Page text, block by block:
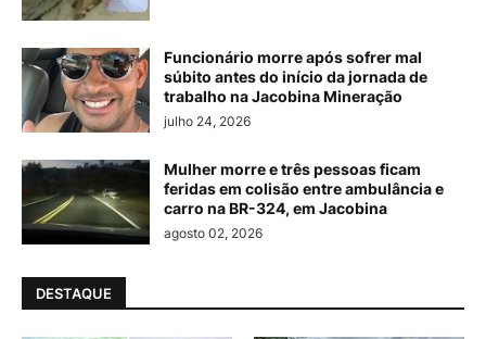
Funcionário morre após sofrer mal
súbito antes do início da jornada de
trabalho na Jacobina Mineração
julho 24, 2026
Mulher morre e três pessoas ficam
feridas em colisão entre ambulância e
carro na BR-324, em Jacobina
agosto 02, 2026
DESTAQUE